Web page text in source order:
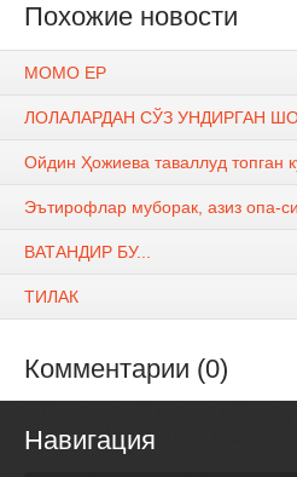
Похожие новости
МОМО ЕР
ЛОЛАЛАРДАН СЎЗ УНДИРГАН
Ойдин Ҳожиева таваллуд топган
Эътирофлар муборак, азиз опа-
ВАТАНДИР БУ...
ТИЛАК
Комментарии (0)
Навигация